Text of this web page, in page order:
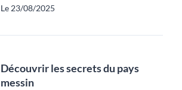
Le 23/08/2025
Découvrir les secrets du pays
messin